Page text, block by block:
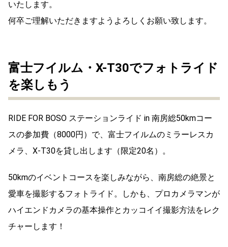
いたします。
何卒ご理解いただきますようよろしくお願い致します。
富士フイルム・X-T30でフォトライド
を楽しもう
RIDE FOR BOSO ステーションライド in 南房総50kmコー
スの参加費（8000円）で、富士フイルムのミラーレスカ
メラ、X-T30を貸し出します（限定20名）。
50kmのイベントコースを楽しみながら、南房総の絶景と
愛車を撮影するフォトライド。しかも、プロカメラマンが
ハイエンドカメラの基本操作とカッコイイ撮影方法をレク
チャーします！